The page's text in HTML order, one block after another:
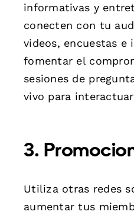
informativas y
conecten con tu
videos, encuestas e
fomentar el
sesiones de
vivo para
3.
Utiliza otras redes
aumentar tus